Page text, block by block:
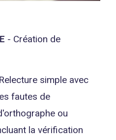
- Création de
simple avec
fautes de
ou
la vérification